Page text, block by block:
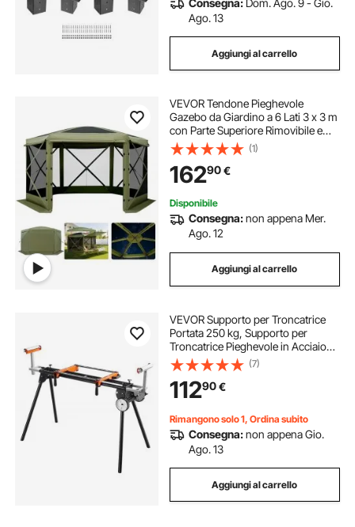
Ago. 13
Aggiungi al carrello
VEVOR Tendone Pieghevole
Gazebo da Giardino a 6 Lati 3 x 3 m
con Parte Superiore Rimovibile e
Borsa per il Trasporto, Montaggio
Rapido e Anti-Morsi, Riparo Solare
per 8 Persone, Verde
(1)
16290€
Disponibile
Consegna:non appena Mer.
Ago. 12
Aggiungi al carrello
VEVOR Supporto per Troncatrice
Portata 250 kg, Supporto per
Troncatrice Pieghevole in Acciaio
con Staffe di Montaggio in Un
Pezzo, Altezza e Lunghezza
Regolabili, Supporto per Troncatrice
Portatile
(7)
11290€
Rimangono solo 1, Ordina subito
Consegna:non appena Gio.
Ago. 13
Aggiungi al carrello